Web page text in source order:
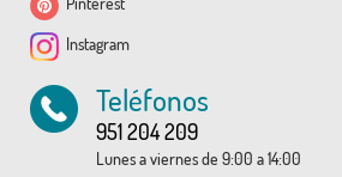
Instagram
Teléfonos
951 204 209
Lunes a viernes de 9:00 a 14:00